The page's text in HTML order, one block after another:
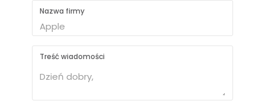
Nazwa firmy
Treść wiadomości